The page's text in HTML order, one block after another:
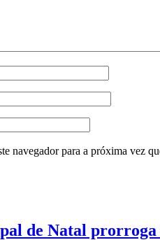
navegador para a próxima vez
de Natal prorroga